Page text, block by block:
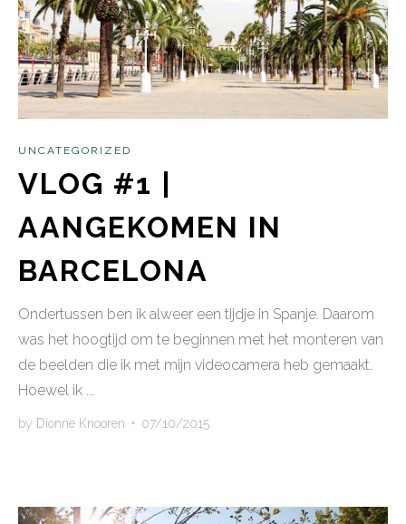
UNCATEGORIZED
VLOG #1 |
AANGEKOMEN IN
BARCELONA
Ondertussen ben ik alweer een tijdje in Spanje. Daarom
was het hoogtijd om te beginnen met het monteren van
de beelden die ik met mijn videocamera heb gemaakt.
Hoewel ik ...
by Dionne Knooren • 07/10/2015